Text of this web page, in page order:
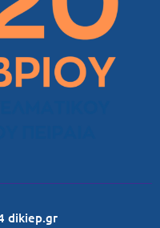
dikiep.gr